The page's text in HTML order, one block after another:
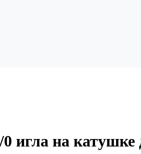
игла на